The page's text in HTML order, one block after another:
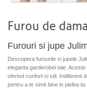
Furou de
Furouri si jupe
Descopera furourile si jupele
eleganta garderobei tale.
oferind confort si stil. Indiferent
pentru a te simti bine in pielea ta.